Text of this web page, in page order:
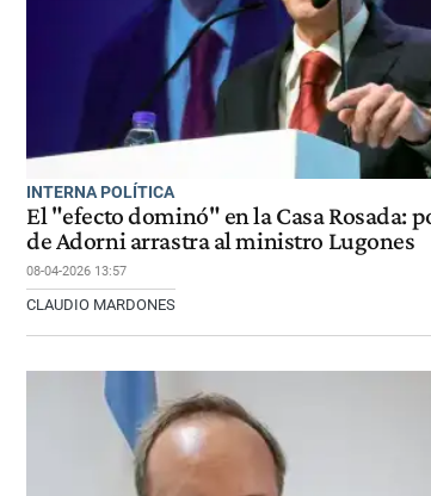
INTERNA POLÍTICA
El "efecto dominó" en la Casa Rosada:
de Adorni arrastra al ministro Lugones
08-04-2026 13:57
CLAUDIO MARDONES